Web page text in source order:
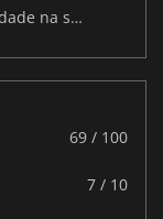
Don't Stop, Girlypop! transforma a velocidade na sua melhor arma
69 / 100
7 / 10